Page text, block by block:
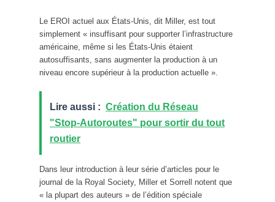
Le EROI actuel aux États-Unis, dit Miller, est tout
simplement « insuffisant pour supporter l’infrastructure
américaine, même si les États-Unis étaient
autosuffisants, sans augmenter la production à un
niveau encore supérieur à la production actuelle ».
Lire aussi : Création du Réseau
"Stop-Autoroutes" pour sortir du tout
routier
Dans leur introduction à leur série d’articles pour le
journal de la Royal Society, Miller et Sorrell notent que
« la plupart des auteurs » de l’édition spéciale